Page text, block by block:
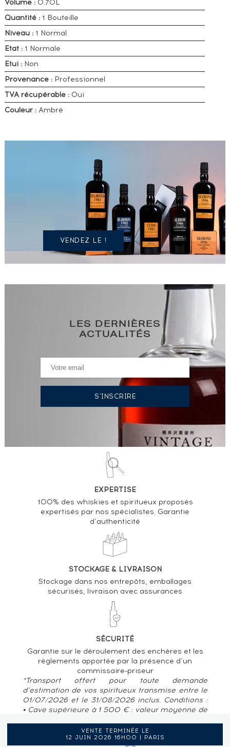
Volume : 0.70L
Quantité :1 Bouteille
Niveau :1 Normal
Etat :1 Normale
Etui :Non
Provenance :Professionnel
TVA récupérable :Oui
Couleur :Ambré
POSSÉDEZ
SPIRITUEUX
IDENTIQUE
VENDEZ LE !
VENTE TERMINÉE LE
12 JUIN 2026 16H00 | PARIS
LES DERNIÈRES
ACTUALITÉS
EXPERTISE
100% des whiskies et spiritueux proposés
expertisés par nos spécialistes. Garantie
d’authenticité
STOCKAGE & LIVRAISON
Stockage dans nos entrepôts, emballages
sécurisés, livraison avec assurances
SÉCURITÉ
Garantie sur le déroulement des enchères et les
règlements apportée par la présence d’un
commissaire-priseur
*Transport offert pour toute demande
d’estimation de vos spiritueux transmise entre le
01/07/2026 et le 31/08/2026 inclus. Conditions :
• Cave supérieure à 1 500 € : valeur moyenne de
France métropolitaine, Belgique, Luxembourg